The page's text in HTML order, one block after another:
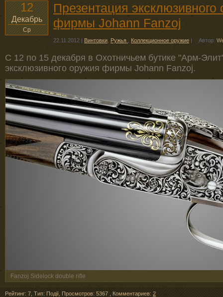
12
Декабрь
Ср
Презентация эксклюзивного
фирмы Johann Fanzoj
22.11.2012 | Винтовки Ружья Коллекционное оружие | Автор:
С 12 по 15 декабря в Охотничьем бутике "Арм-
эксклюзивного оружия фирмы Johann Fanzoj.
Fanzoj Sidelock double rifle
Рейтинг: 7 Тип: Події Просмотров: 5367 Комментариев: 2